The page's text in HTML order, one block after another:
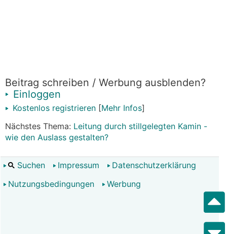
Beitrag schreiben / Werbung ausblenden?
Einloggen
Kostenlos registrieren [Mehr Infos]
Nächstes Thema: Leitung durch stillgelegten Kamin -
wie den Auslass gestalten?
Suchen Impressum
Datenschutzerklärung
Nutzungsbedingungen
Werbung